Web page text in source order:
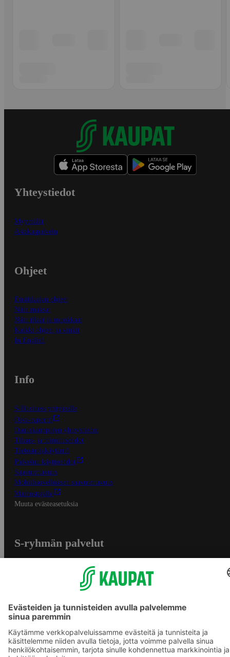
Yhteystiedot
Myymälät
Asiakaspalvelu
Ohjeet
Ensitilaajan ohjeet
Näin maksat
Näin tilaat ja muokkaat
Kaikki ohjeet ja vinkit
In English
Info
S-Business yrityksille
Oiva-raportit
Osuuskauppojen yhteystiedot
Tilaus- ja toimitusehdot
Tietosuojakäytäntö
Palvelun käyttöehdot
Saavutettavuus
Mobiilisovelluksen saavutettavuus
Mainostajalle
Muuta evästeasetuksia
S-ryhmän palvelut
S-ostoslista -sovellus
Prisma.fi
Sokos.fi
S-Pankki
Yhteishyvä